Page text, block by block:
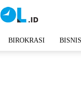
BIROKRASI BISNIS